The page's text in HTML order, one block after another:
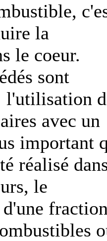
la
le coeur.
sont
l'utilisation
avec un
important
réalisé
le